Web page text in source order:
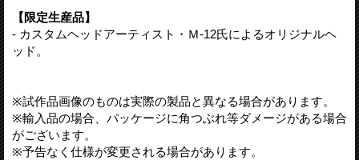
【限定生産品】
- カスタムヘッドアーティスト・Ｍ-12氏によるオリジナルヘ
ッド。
※試作品画像のものは実際の製品と異なる場合があります。
※輸入品の場合、パッケージに角つぶれ等ダメージがある場合
がございます。
※予告なく仕様が変更される場合があります。